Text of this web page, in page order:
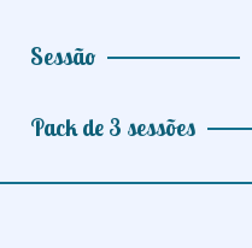
Sessão
Pack de 3 sessões